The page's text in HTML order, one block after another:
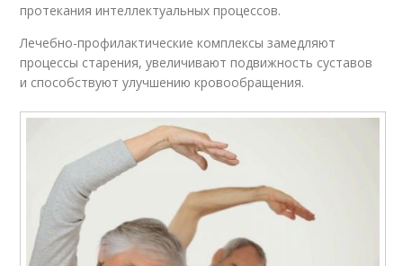
протекания интеллектуальных процессов.
Лечебно-профилактические комплексы замедляют
процессы старения, увеличивают подвижность суставов
и способствуют улучшению кровообращения.